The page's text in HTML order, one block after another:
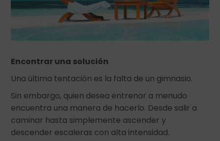
Encontrar una solución
Una última tentación es la falta de un gimnasio.
Sin embargo, quien desea entrenar a menudo
encuentra una manera de hacerlo. Desde salir a
caminar hasta simplemente ascender y
descender escaleras con alta intensidad.